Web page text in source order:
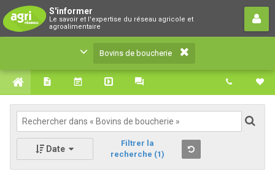
S'informer
Le savoir et l'expertise du réseau agricole et
agroalimentaire
Bovins de boucherie
Le savoir et l'expertise du réseau agricole et
agroalimentaire
Bovins de boucherie
Date
Filtrer la
recherche (1)